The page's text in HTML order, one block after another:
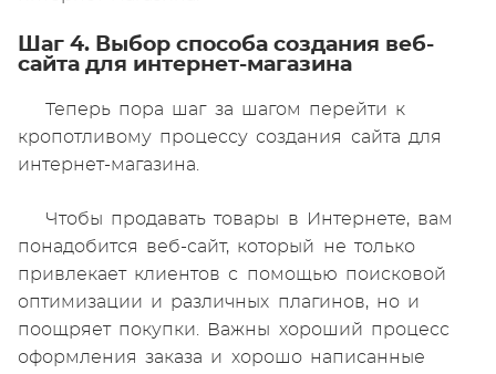
Шаг 4. Выбор способа создания веб-
сайта для интернет-магазина
Теперь пора шаг за шагом перейти к
кропотливому процессу создания сайта для
интернет-магазина.
Чтобы продавать товары в Интернете, вам
понадобится веб-сайт, который не только
привлекает клиентов с помощью поисковой
оптимизации и различных плагинов, но и
поощряет покупки. Важны хороший процесс
оформления заказа и хорошо написанные